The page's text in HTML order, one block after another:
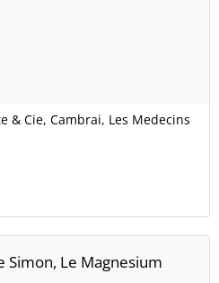
& Cie, Cambrai, Les Medecins